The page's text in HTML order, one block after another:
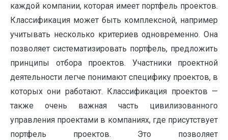
каждой компании, которая имеет портфель проектов.
Классификация может быть комплексной, например
учитывать несколько критериев одновременно. Она
позволяет систематизировать портфель, предложить
принципы отбора проектов. Участники проектной
деятельности легче понимают специфику проектов, в
которых они работают. Классификация проектов —
также очень важная часть цивилизованного
управления проектами в компаниях, где присутствует
портфель проектов. Это позволяет